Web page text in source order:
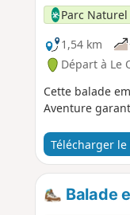
Parc
1,54 km
Départ à Le
Cette balade
Aventure
Télécharger le
Balade